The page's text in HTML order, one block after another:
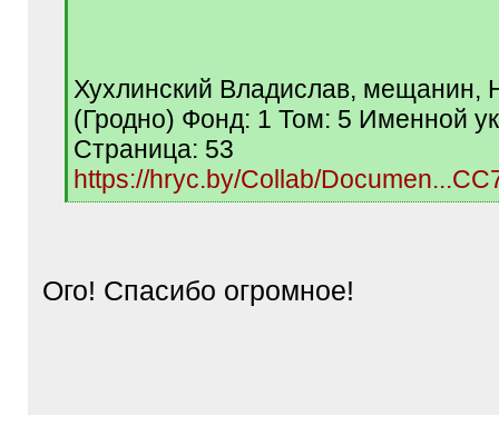
Хухлинский Владислав, мещанин,
(Гродно) Фонд: 1 Том: 5 Именной
Страница: 53
https://hryc.by/Collab/
[
Ого! Спасибо огромное!